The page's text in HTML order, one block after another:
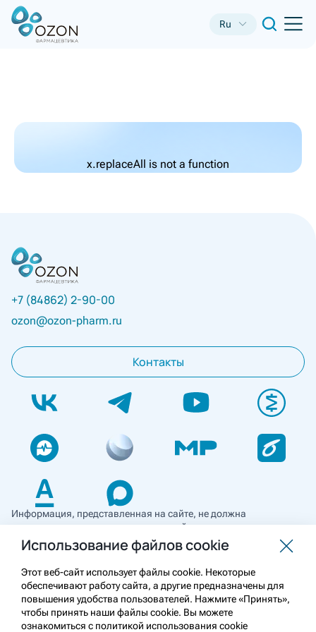
Ru
x.replaceAll is not a function
+7 (84862) 2-90-00
ozon@ozon-pharm.ru
Контакты
Информация, представленная на сайте, не должна
использоваться для самостоятельной диагностики и лечения
и не может служить заменой очной консультации врача. Перед
применением необходимо ознакомиться
с противопоказаниями препарата. Информация
о лекарственных средствах рецептурного отпуска
предназначена для медицинских и фармацевтических
работников.
Использование файлов cookie
Этот веб-сайт использует файлы cookie. Некоторые
обеспечивают работу сайта, а другие предназначены для
повышения удобства пользователей. Нажмите «Принять»,
чтобы принять наши файлы cookie. Вы можете
ознакомиться с политикой использования cookie